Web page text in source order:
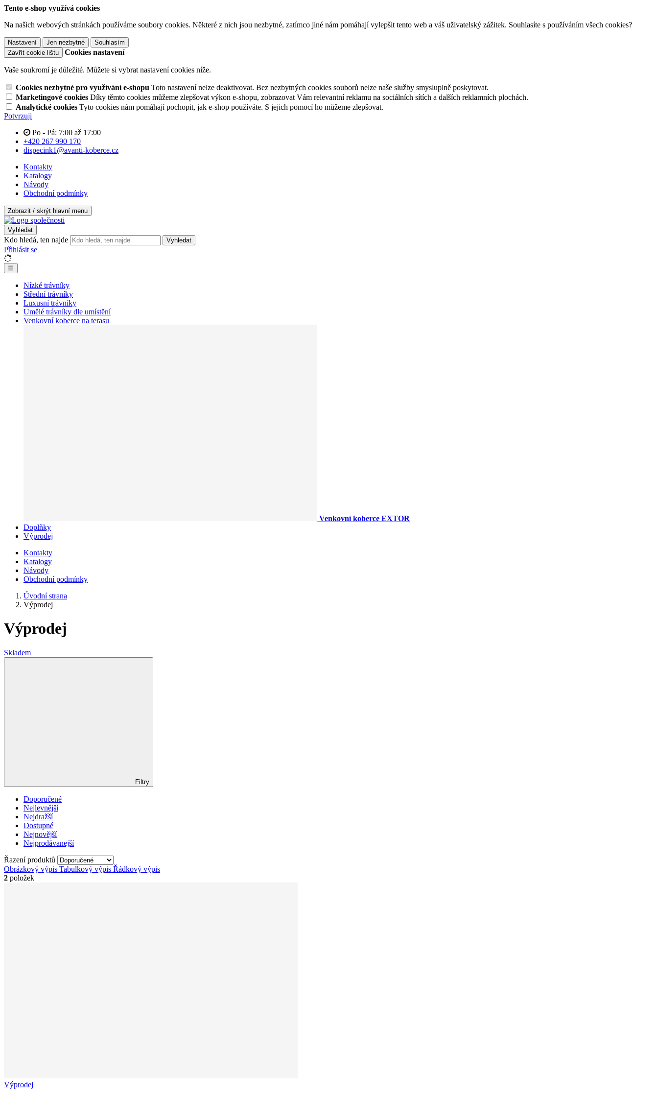
Tento e-shop využívá cookies
Na našich webových stránkách používáme soubory cookies. Některé z nich jsou nezbytné, zatímco jiné nám pomáhají vylepšit tento web a váš uživatelský zážitek. Souhlasíte s používáním všech cookies?
Nastavení Jen nezbytné
Souhlasím
Zavřít cookie lištu
Cookies nastavení
Vaše soukromí je důležité. Můžete si vybrat nastavení cookies níže.
Cookies nezbytné pro využívání e-shopu Toto nastavení nelze deaktivovat. Bez nezbytných cookies souborů nelze naše služby smysluplně poskytovat.
Marketingové cookies Díky těmto cookies můžeme zlepšovat výkon e-shopu, zobrazovat Vám relevantní reklamu na sociálních sítích a dalších reklamních plochách.
Analytické cookies Tyto cookies nám pomáhají pochopit, jak e-shop používáte. S jejich pomocí ho můžeme zlepšovat.
Potvrzuji
Po - Pá: 7:00 až 17:00
+420 267 990 170
dispecink1@avanti-koberce.cz
Kontakty
Katalogy
Návody
Obchodní podmínky
Zobrazit / skrýt hlavní menu
Vyhledat
Kdo hledá, ten najde Vyhledat
Přihlásit se
☰
Nízké trávníky
Střední trávníky
Luxusní trávníky
Umělé trávníky dle umístění
Venkovní koberce na terasu
Venkovní koberce EXTOR
Doplňky
Výprodej
Kontakty
Katalogy
Návody
Obchodní podmínky
Úvodní strana
Výprodej
Výprodej
Skladem
Filtry
Doporučené
Nejlevnější
Nejdražší
Dostupné
Nejnovější
Nejprodávanejší
Řazení produktů
Obrázkový výpis Tabulkový výpis Řádkový výpis
2 položek
Výprodej